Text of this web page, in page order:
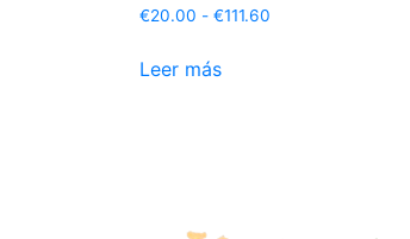
€20.00 - €111.60
Leer más